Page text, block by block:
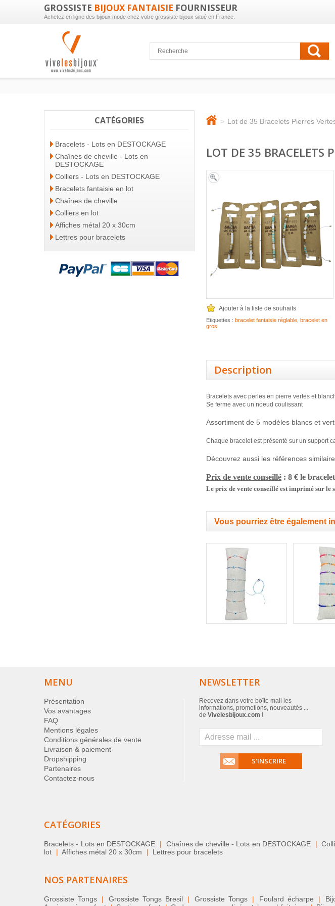
GROSSISTE BIJOUX FANTAISIE FOURNISSEUR
Achetez en ligne des bijoux mode chez votre grossiste bijoux situé en France.
CATÉGORIES
Bracelets - Lots en DESTOCKAGE
Chaînes de cheville - Lots en
DESTOCKAGE
Colliers - Lots en DESTOCKAGE
Bracelets fantaisie en lot
Chaînes de cheville
Colliers en lot
Affiches métal 20 x 30cm
Lettres pour bracelets
> Lot de 35 Bracelets Pierres
LOT DE 35 BRACELETS
Ajouter à la liste de souhaits
Etiquettes : bracelet fantaisie réglable bracelet en
gros
Description
Bracelets avec perles en pierre vertes et
Se ferme avec un noeud coulissant
Assortiment de 5 modèles blancs et
Chaque bracelet est présenté sur un support
Découvrez aussi les références
Prix de vente conseillé : 8 € le bracelet
Le prix de vente conseillé est imprimé sur le
Vous pourriez être également
MENU
Présentation
Vos avantages
FAQ
Mentions légales
Conditions générales de vente
Livraison & paiement
Dropshipping
Partenaires
Contactez-nous
NEWSLETTER
Recevez dans votre boîte mail les
informations, promotions, nouveautés ...
de Vivelesbijoux.com !
S'INSCRIRE
CATÉGORIES
Bracelets - Lots en DESTOCKAGE | Chaînes de cheville - Lots en DESTOCKAGE |
lot
| Affiches métal 20 x 30cm | Lettres pour bracelets
NOS PARTENAIRES
Grossiste Tongs | Grossiste Tongs Bresil | Grossiste Tongs | Foulard écharpe |